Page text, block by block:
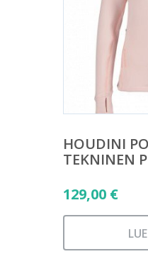
HOUDINI
TEKNINEN
129,00 €